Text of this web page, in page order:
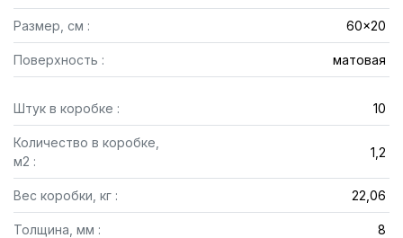
Размер, см : 60x20
Поверхность : матовая
Штук в коробке : 10
Количество в коробке,
м2 :
1,2
Вес коробки, кг : 22,06
Толщина, мм : 8